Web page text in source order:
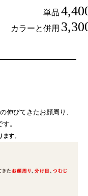
単品
カラーと併用
伸びてきたお顔周り、
。
す。